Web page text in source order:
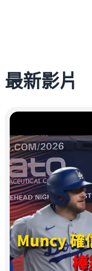
最新影片